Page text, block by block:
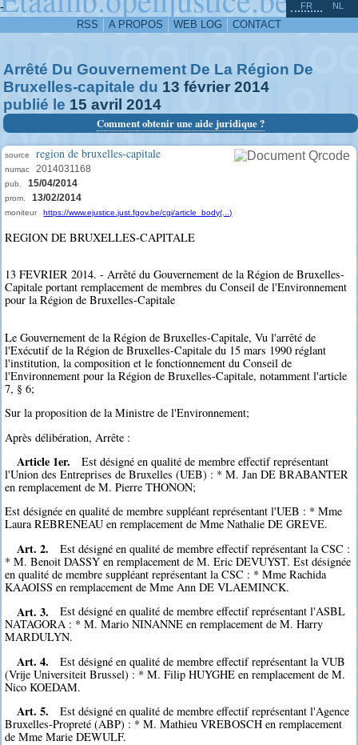
-
RSS A PROPOS WEB LOG CONTACT
FR NL
Arrêté Du Gouvernement De La Région De
Bruxelles-capitale du 13 février 2014
publié le 15 avril 2014
Comment obtenir une aide juridique ?
source region de bruxelles-capitale
numac 2014031168
pub. 15/04/2014
prom. 13/02/2014
moniteur https://www.ejustice.just.fgov.be/cgi/article_body(...)
REGION DE BRUXELLES-CAPITALE
13 FEVRIER 2014. - Arrêté du Gouvernement de la Région de Bruxelles-
Capitale portant remplacement de membres du Conseil de l'Environnement
pour la Région de Bruxelles-Capitale
Le Gouvernement de la Région de Bruxelles-Capitale, Vu l'arrêté de
l'Exécutif de la Région de Bruxelles-Capitale du 15 mars 1990 réglant
l'institution, la composition et le fonctionnement du Conseil de
l'Environnement pour la Région de Bruxelles-Capitale, notamment l'article
7, § 6;
Sur la proposition de la Ministre de l'Environnement;
Après délibération, Arrête :
Article 1er.
Est désigné en qualité de membre effectif représentant
l'Union des Entreprises de Bruxelles (UEB) : * M. Jan DE BRABANTER
en remplacement de M. Pierre THONON;
Est désignée en qualité de membre suppléant représentant l'UEB : * Mme
Laura REBRENEAU en remplacement de Mme Nathalie DE GREVE.
Art. 2.
Est désigné en qualité de membre effectif représentant la CSC :
* M. Benoit DASSY en remplacement de M. Eric DEVUYST. Est désignée
en qualité de membre suppléant représentant la CSC : * Mme Rachida
KAAOISS en remplacement de Mme Ann DE VLAEMINCK.
Art. 3.
Est désigné en qualité de membre effectif représentant l'ASBL
NATAGORA : * M. Mario NINANNE en remplacement de M. Harry
MARDULYN.
Art. 4.
Est désigné en qualité de membre effectif représentant la VUB
(Vrije Universiteit Brussel) : * M. Filip HUYGHE en remplacement de M.
Nico KOEDAM.
Art. 5.
Est désigné en qualité de membre effectif représentant l'Agence
Bruxelles-Propreté (ABP) : * M. Mathieu VREBOSCH en remplacement
de Mme Marie DEWULF.
^